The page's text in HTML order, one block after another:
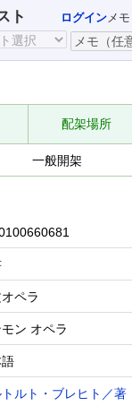
ト ログインメモ
配架場所
一般開架
オペラ
ン オペラ
語
ルト・ブレヒト／著